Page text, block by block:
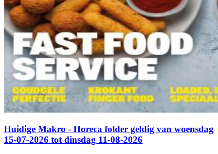
Huidige Makro - Horeca folder geldig van woensdag
15-07-2026 tot dinsdag 11-08-2026